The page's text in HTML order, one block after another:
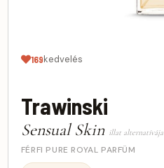
169kedvelés
Trawinski
Sensual Skin illat alternatívája
FÉRFI PURE ROYAL PARFÜM